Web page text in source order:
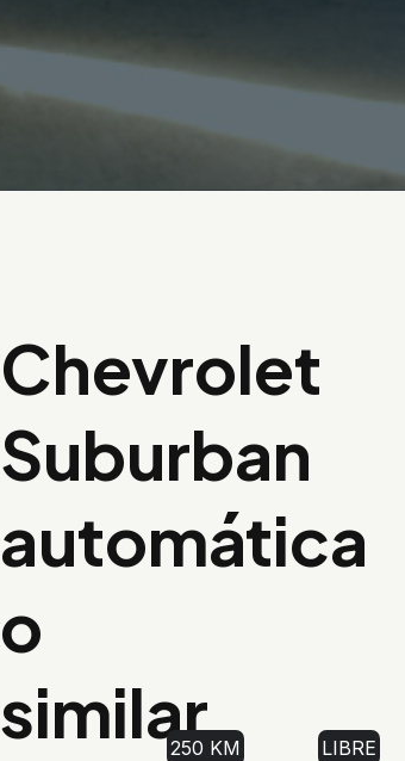
Chevrolet
Suburban
automática
o
similar
250 KM LIBRE